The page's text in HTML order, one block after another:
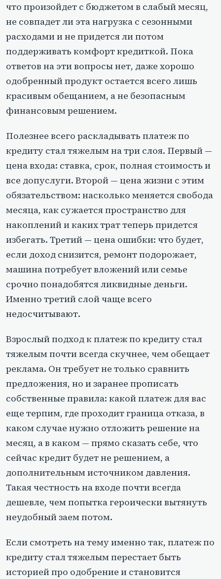
что произойдет с бюджетом в слабый месяц,
не совпадет ли эта нагрузка с сезонными
расходами и не придется ли потом
поддерживать комфорт кредиткой. Пока
ответов на эти вопросы нет, даже хорошо
одобренный продукт остается всего лишь
красивым обещанием, а не безопасным
финансовым решением.
Полезнее всего раскладывать платеж по
кредиту стал тяжелым на три слоя. Первый —
цена входа: ставка, срок, полная стоимость и
все допуслуги. Второй — цена жизни с этим
обязательством: насколько меняется свобода
месяца, как сужается пространство для
накоплений и каких трат теперь придется
избегать. Третий — цена ошибки: что будет,
если доход снизится, ремонт подорожает,
машина потребует вложений или семье
срочно понадобятся ликвидные деньги.
Именно третий слой чаще всего
недосчитывают.
Взрослый подход к платеж по кредиту стал
тяжелым почти всегда скучнее, чем обещает
реклама. Он требует не только сравнить
предложения, но и заранее прописать
собственные правила: какой платеж для вас
еще терпим, где проходит граница отказа, в
каком случае нужно отложить решение на
месяц, а в каком — прямо сказать себе, что
сейчас кредит будет не решением, а
дополнительным источником давления.
Такая честность на входе почти всегда
дешевле, чем попытка героически вытянуть
неудобный заем потом.
Если смотреть на тему именно так, платеж по
кредиту стал тяжелым перестает быть
историей про одобрение и становится